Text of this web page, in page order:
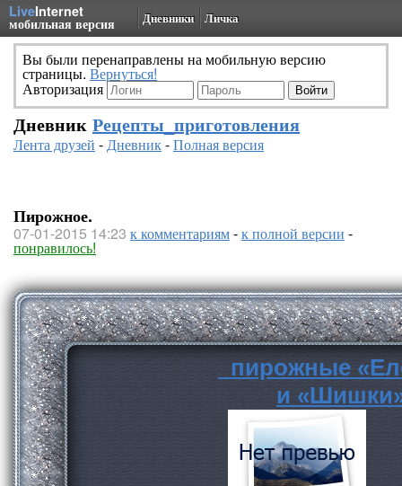
LiveInternet
мобильная версия Дневники Личка
Вы были перенаправлены на мобильную версию
страницы. Вернуться!
Авторизация
Дневник Рецепты_приготовления
Лента друзей -Дневник-Полная версия
Пирожное.
07-01-2015 14:23 к комментариям-к полной версии -
понравилось!
пирожные
и